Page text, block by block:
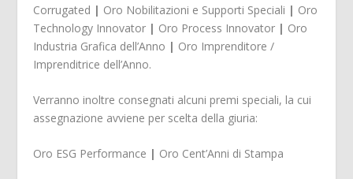
Corrugated | Oro Nobilitazioni e Supporti Speciali | Oro
Technology Innovator | Oro Process Innovator | Oro
Industria Grafica dell’Anno | Oro Imprenditore /
Imprenditrice dell’Anno.
Verranno inoltre consegnati alcuni premi speciali, la cui
assegnazione avviene per scelta della giuria:
Oro ESG Performance | Oro Cent’Anni di Stampa